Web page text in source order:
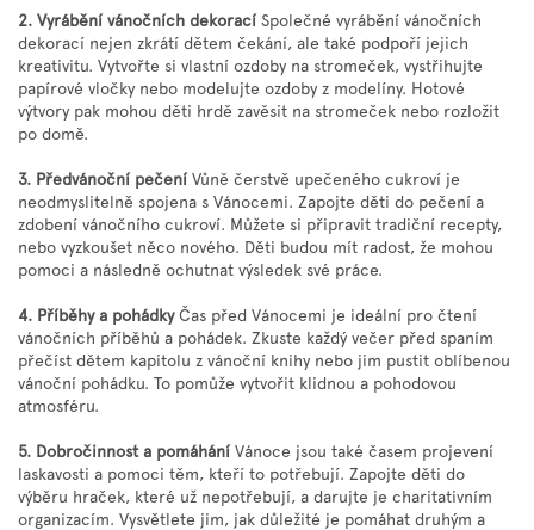
Měna
(CZK)
Přihlášení
2. Vyrábění vánočních dekoracíSpolečné vyrábění vánočních
dekorací nejen zkrátí dětem čekání, ale také podpoří jejich
kreativitu. Vytvořte si vlastní ozdoby na stromeček, vystřihujte
papírové vločky nebo modelujte ozdoby z modelíny. Hotové
výtvory pak mohou děti hrdě zavěsit na stromeček nebo rozložit
po domě.
3. Předvánoční pečeníVůně čerstvě upečeného cukroví je
neodmyslitelně spojena s Vánocemi. Zapojte děti do pečení a
zdobení vánočního cukroví. Můžete si připravit tradiční recepty,
nebo vyzkoušet něco nového. Děti budou mít radost, že mohou
pomoci a následně ochutnat výsledek své práce.
4. Příběhy a pohádkyČas před Vánocemi je ideální pro čtení
vánočních příběhů a pohádek. Zkuste každý večer před spaním
přečíst dětem kapitolu z vánoční knihy nebo jim pustit oblíbenou
vánoční pohádku. To pomůže vytvořit klidnou a pohodovou
atmosféru.
5. Dobročinnost a pomáháníVánoce jsou také časem projevení
laskavosti a pomoci těm, kteří to potřebují. Zapojte děti do
výběru hraček, které už nepotřebují, a darujte je charitativním
organizacím. Vysvětlete jim, jak důležité je pomáhat druhým a